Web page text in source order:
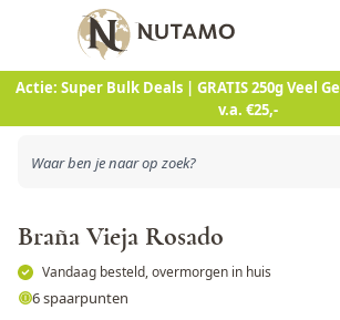
Actie: Super Bulk Deals | GRATIS 250g Veel
v.a. €25,-
Ga naar de inhoud
Braña Vieja Rosado
Vandaag besteld, overmorgen in huis
6 spaarpunten